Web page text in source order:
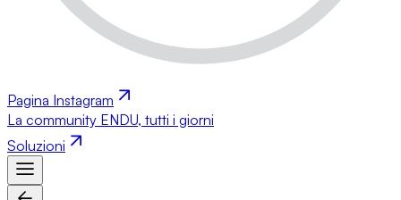
Pagina Instagram
La community ENDU, tutti i giorni
Soluzioni